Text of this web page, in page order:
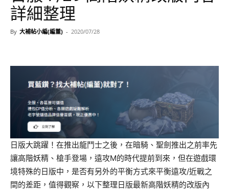
詳細整理
By 大補帖小編(編董) - 2020/07/28
日版大跳躍！在推出龍鬥士之後，在暗騎、聖劍推出之前率先
讓高階妖精、槍手登場，遠攻M的時代提前到來，但在遊戲環
境特殊的日版中，是否有另外的平衡方式來平衡遠攻/近戰之
間的差距，值得觀察，以下整理日版最新高階妖精的改版內